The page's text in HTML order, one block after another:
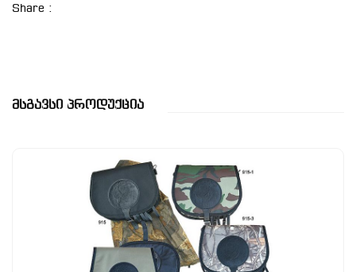
Share :
Მსგავსი Პროდუქცია